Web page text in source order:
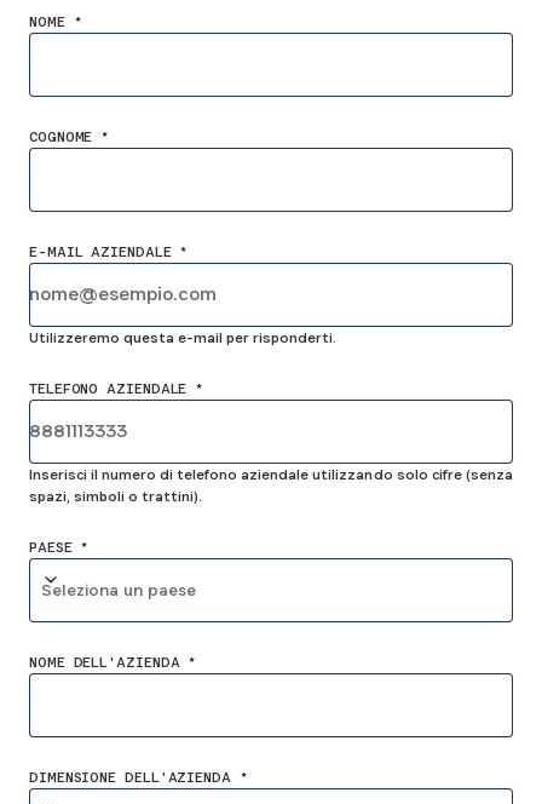
NOME *
COGNOME *
E-MAIL AZIENDALE *
Utilizzeremo questa e-mail per risponderti.
TELEFONO AZIENDALE *
Inserisci il numero di telefono aziendale utilizzando solo cifre (senza
spazi, simboli o trattini).
PAESE *
Seleziona un paese
NOME DELL'AZIENDA *
DIMENSIONE DELL'AZIENDA *